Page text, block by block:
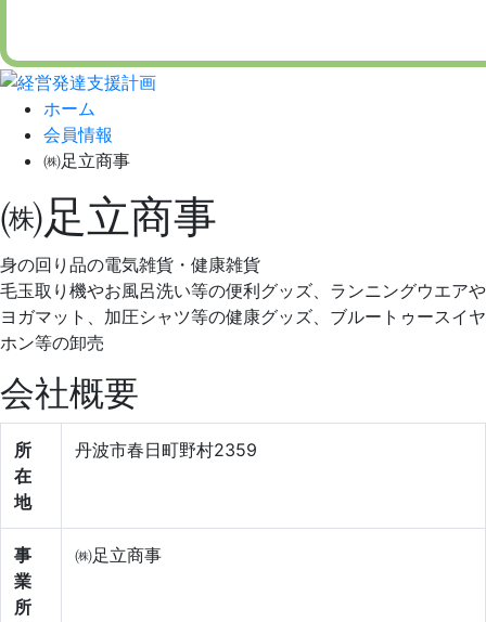
ホーム
会員情報
㈱足立商事
㈱足立商事
身の回り品の電気雑貨・健康雑貨
毛玉取り機やお風呂洗い等の便利グッズ、ランニングウエアや
ヨガマット、加圧シャツ等の健康グッズ、ブルートゥースイヤ
ホン等の卸売
会社概要
所
在
地
丹波市春日町野村2359
事
業
所
㈱足立商事